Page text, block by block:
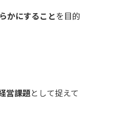
かにすることを目的
営課題として捉えて